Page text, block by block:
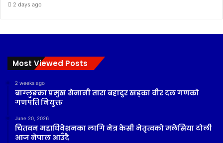
2 days ago
Most Viewed Posts
2 weeks ago
बाग्लुङका प्रमुख सेनानी तारा बहादुर खड्का वीर दल गणको
गणपति नियुक्त
June 20, 2026
चितवन महाधिवेशनका लागि नेत्र केसी नेतृत्वको मलेसिया टोली
आज नेपाल आउँदै